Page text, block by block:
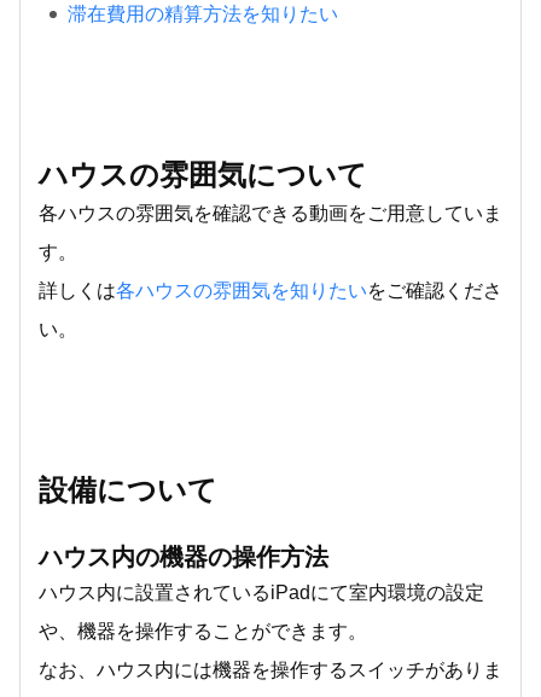
滞在費用の精算方法を知りたい
ハウスの雰囲気について
各ハウスの雰囲気を確認できる動画をご用意していま
す。
詳しくは各ハウスの雰囲気を知りたいをご確認くださ
い。
設備について
ハウス内の機器の操作方法
ハウス内に設置されているiPadにて室内環境の設定
や、機器を操作することができます。
なお、ハウス内には機器を操作するスイッチがありま